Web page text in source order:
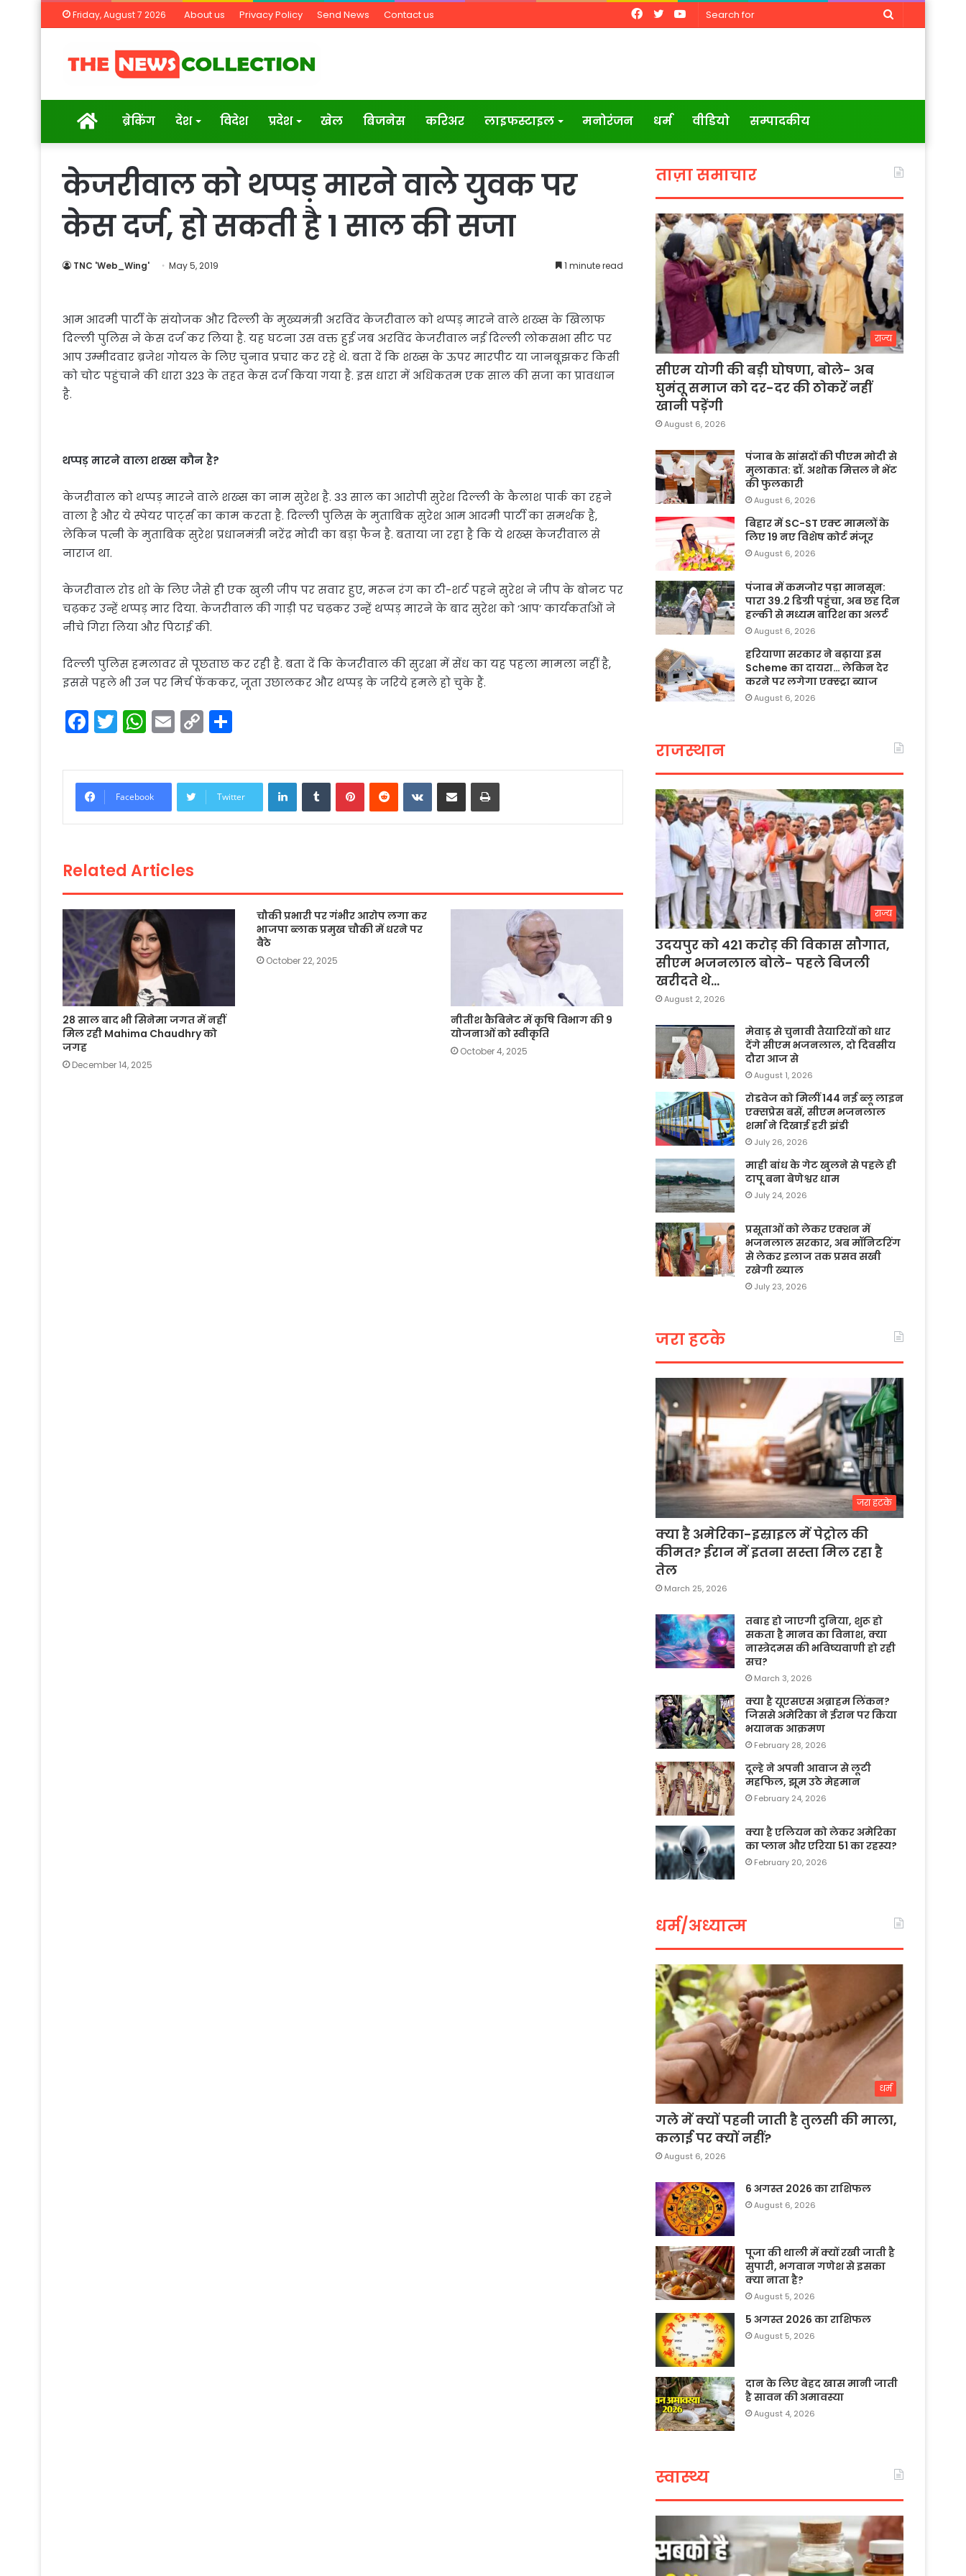
Friday, August 7 2026 About us Privacy Policy Send News Contact us
Search
YouTube
Twitter
Facebook
Homeब्रेकिंग देश विदेश प्रदेश खेल बिजनेस करिअर लाइफस्टाइल मनोरंजन धर्म वीडियो सम्पादकीय
केजरीवाल को थप्पड़ मारने वाले युवक पर
केस दर्ज, हो सकती है 1 साल की सजा
TNC 'Web_Wing' May 5, 2019 1 minute read
आम आदमी पार्टी के संयोजक और दिल्ली के मुख्यमंत्री अरविंद केजरीवाल को थप्पड़ मारने वाले शख्स के खिलाफ
दिल्ली पुलिस ने केस दर्ज कर लिया है. यह घटना उस वक्त हुई जब अरविंद केजरीवाल नई दिल्ली लोकसभा सीट पर
आप उम्मीदवार ब्रजेश गोयल के लिए चुनाव प्रचार कर रहे थे. बता दें कि शख्स के ऊपर मारपीट या जानबूझकर किसी
को चोट पहुंचाने की धारा 323 के तहत केस दर्ज किया गया है. इस धारा में अधिकतम एक साल की सजा का प्रावधान
है.
थप्पड़ मारने वाला शख्स कौन है?
केजरीवाल को थप्पड़ मारने वाले शख्स का नाम सुरेश है. 33 साल का आरोपी सुरेश दिल्ली के कैलाश पार्क का रहने
वाला है और ये स्पेयर पार्ट्स का काम करता है. दिल्ली पुलिस के मुताबिक सुरेश आम आदमी पार्टी का समर्थक है,
लेकिन पत्नी के मुताबिक सुरेश प्रधानमंत्री नरेंद्र मोदी का बड़ा फैन है. बताया जा रहा है कि ये शख्स केजरीवाल से
नाराज था.
केजरीवाल रोड शो के लिए जैसे ही एक खुली जीप पर सवार हुए, मरून रंग का टी-शर्ट पहने सुरेश ने जीप के बोनट पर
चढ़कर उन्हें थप्पड़ मार दिया. केजरीवाल की गाड़ी पर चढ़कर उन्हें थप्पड़ मारने के बाद सुरेश को ‘आप’ कार्यकर्ताओं ने
नीचे गिरा लिया और पिटाई की.
दिल्ली पुलिस हमलावर से पूछताछ कर रही है. बता दें कि केजरीवाल की सुरक्षा में सेंध का यह पहला मामला नहीं है,
इससे पहले भी उन पर मिर्च फेंककर, जूता उछालकर और थप्पड़ के जरिये हमले हो चुके हैं.
F
a
c
e
b
o
k
T
w
itt
er
W
h
a
ts
A
p
E
m
ai
l
C
o
p
y
Li
ar
e
Facebook Twitter
LinkedInTumblrPinterestReddit VKontakte
Share via Email Print
Related Articles
28 साल बाद भी सिनेमा जगत में नहीं
मिल रही Mahima Chaudhry को
जगह
December 14, 2025
चौकी प्रभारी पर गंभीर आरोप लगा कर
भाजपा ब्लाक प्रमुख चौकी में धरने पर
बैठे
October 22, 2025
नीतीश कैबिनेट में कृषि विभाग की 9
योजनाओं को स्वीकृति
October 4, 2025
ताज़ा समाचार
राज्य
सीएम योगी की बड़ी घोषणा, बोले- अब
घुमंतू समाज को दर-दर की ठोकरें नहीं
खानी पड़ेंगी
August 6, 2026
पंजाब के सांसदों की पीएम मोदी से
मुलाकात: डॉ. अशोक मित्तल ने भेंट
की फुलकारी
August 6, 2026
बिहार में SC-ST एक्ट मामलों के
लिए 19 नए विशेष कोर्ट मंजूर
August 6, 2026
पंजाब में कमजोर पड़ा मानसून:
पारा 39.2 डिग्री पहुंचा, अब छह दिन
हल्की से मध्यम बारिश का अलर्ट
August 6, 2026
हरियाणा सरकार ने बढ़ाया इस
Scheme का दायरा… लेकिन देर
करने पर लगेगा एक्स्ट्रा ब्याज
August 6, 2026
राजस्थान
राज्य
उदयपुर को 421 करोड़ की विकास सौगात,
सीएम भजनलाल बोले- पहले बिजली
खरीदते थे…
August 2, 2026
मेवाड़ से चुनावी तैयारियों को धार
देंगे सीएम भजनलाल, दो दिवसीय
दौरा आज से
August 1, 2026
रोडवेज को मिलीं 144 नई ब्लू लाइन
एक्सप्रेस बसें, सीएम भजनलाल
शर्मा ने दिखाई हरी झंडी
July 26, 2026
माही बांध के गेट खुलने से पहले ही
टापू बना बेणेश्वर धाम
July 24, 2026
प्रसूताओं को लेकर एक्शन में
भजनलाल सरकार, अब मॉनिटरिंग
से लेकर इलाज तक प्रसव सखी
रखेगी ख्याल
July 23, 2026
जरा हटके
जरा हटके
क्या है अमेरिका-इस्राइल में पेट्रोल की
कीमत? ईरान में इतना सस्ता मिल रहा है
तेल
March 25, 2026
तबाह हो जाएगी दुनिया, शुरू हो
सकता है मानव का विनाश, क्या
नास्त्रेदमस की भविष्यवाणी हो रही
सच?
March 3, 2026
क्या है यूएसएस अब्राहम लिंकन?
जिससे अमेरिका ने ईरान पर किया
भयानक आक्रमण
February 28, 2026
दूल्हे ने अपनी आवाज से लूटी
महफिल, झूम उठे मेहमान
February 24, 2026
क्या है एलियन को लेकर अमेरिका
का प्लान और एरिया 51 का रहस्य?
February 20, 2026
धर्म/अध्यात्म
धर्म
गले में क्यों पहनी जाती है तुलसी की माला,
कलाई पर क्यों नहीं?
August 6, 2026
6 अगस्त 2026 का राशिफल
August 6, 2026
पूजा की थाली में क्यों रखी जाती है
सुपारी, भगवान गणेश से इसका
क्या नाता है?
August 5, 2026
5 अगस्त 2026 का राशिफल
August 5, 2026
दान के लिए बेहद खास मानी जाती
है सावन की अमावस्या
August 4, 2026
स्वास्थ्य